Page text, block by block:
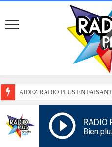
AIDEZ RADIO PLUS EN
RADIO
Bien